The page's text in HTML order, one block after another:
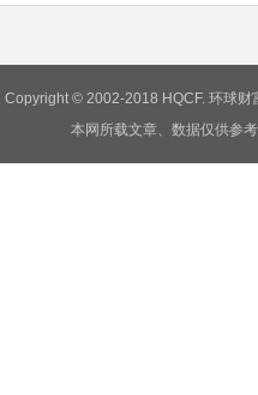
Copyright © 2002-2018 HQCF. 环球
本网所载文章、数据仅供参